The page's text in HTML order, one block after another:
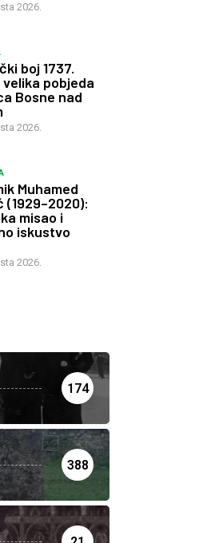
2026.
boj 1737.
pobjeda
Bosne nad
2026.
Muhamed
(1929–2020):
misao i
iskustvo
2026.
174
388